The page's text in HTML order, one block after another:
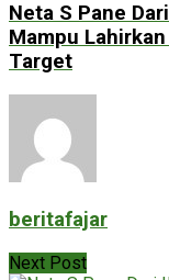
Neta S Pane
Mampu
Target
beritafajar
Next Post